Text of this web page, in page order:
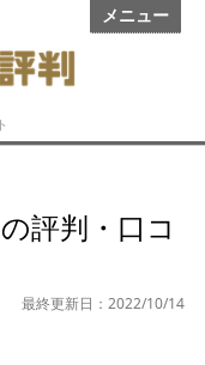
メニュー
評判・口コ
最終更新日：2022/10/14